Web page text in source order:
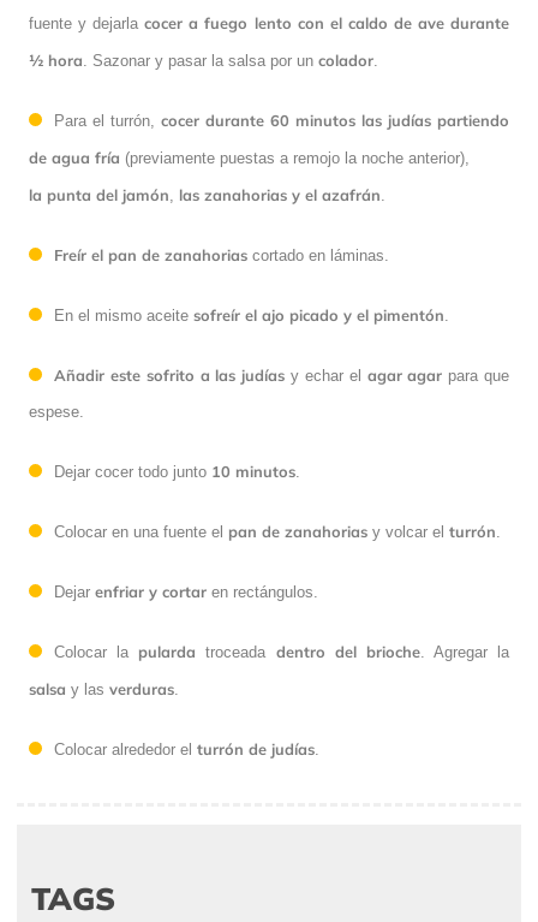
fuente y dejarlacocer a fuego lento con el caldo de ave durante
½ hora . Sazonar y pasar la salsa por un colador
Para el turrón, cocer durante 60 minutos las judías partiendo
de agua fría (previamente puestas a remojo la noche anterior),
la punta del jamón las zanahorias y el azafrán
Freír el pan de zanahorias cortado en láminas.
En el mismo aceite sofreír el ajo picado y el pimentón
Añadir este sofrito a las judías y echar el agar agar para que
espese.
Dejar cocer todo junto 10 minutos
Colocar en una fuente el pan de zanahorias y volcar el turrón
Dejar enfriar y cortar en rectángulos.
Colocar la pulardatroceada dentro del brioche. Agregar la
salsa y las verduras
Colocar alrededor el turrón de judías
TAGS